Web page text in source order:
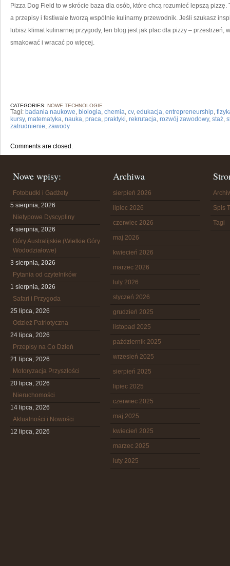
Pizza Dog Field to w skrócie baza dla osób, które chcą rozumieć lepszą pizzę.
a przepisy i festiwale tworzą wspólnie kulinarny przewodnik. Jeśli szukasz
lubisz klimat kulinarnej przygody, ten blog jest jak plac dla pizzy – przestrzeń,
smakować i wracać po więcej.
CATEGORIES: NOWE TECHNOLOGIE
Tagi: badania naukowe, biologia, chemia, cv, edukacja, entrepreneurship,
kursy, matematyka, nauka, praca, praktyki, rekrutacja, rozwój zawodowy, staż,
zatrudnienie, zawody
Comments are closed.
Nowe wpisy:
Fotobudki i Gadżety
5 sierpnia, 2026
Nietypowe Dyscypliny
4 sierpnia, 2026
Góry Australijskie (Wielkie Góry
Wododziałowe)
3 sierpnia, 2026
Pytania od czytelników
1 sierpnia, 2026
Safari i Przygoda
25 lipca, 2026
Odzież Patriotyczna
24 lipca, 2026
Przepisy na Co Dzień
21 lipca, 2026
Motoryzacja Przyszłości
20 lipca, 2026
Nieruchomości
14 lipca, 2026
Aktualności i Nowości
12 lipca, 2026
Archiwa
sierpień 2026
lipiec 2026
czerwiec 2026
maj 2026
kwiecień 2026
marzec 2026
luty 2026
styczeń 2026
grudzień 2025
listopad 2025
październik 2025
wrzesień 2025
sierpień 2025
lipiec 2025
czerwiec 2025
maj 2025
kwiecień 2025
marzec 2025
luty 2025
Spis
Tagi